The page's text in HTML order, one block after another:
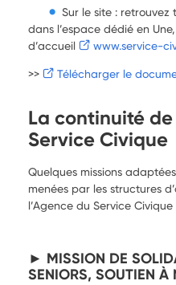
Sur le site : retrouvez
dans l’espace dédié en
d’accueil
www.service-
>> Télécharger le
La continuité
Service Civique
Quelques missions
menées par les structures
l’Agence du Service Civique
► MISSION DE
SENIORS, SOUTIEN À